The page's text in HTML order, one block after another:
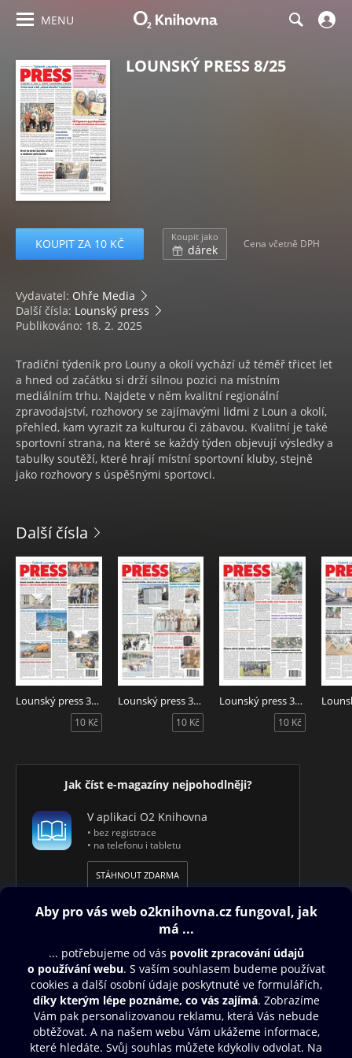
MENU
LOUNSKÝ PRESS 8/25
KOUPIT ZA 10 KČ Koupit jako
dárek Cena včetně DPH
Vydavatel: Ohře Media
Další čísla: Lounský press
Publikováno: 18. 2. 2025
Tradiční týdeník pro Louny a okolí vychází už téměř třicet let
a hned od začátku si drží silnou pozici na místním
mediálním trhu. Najdete v něm kvalitní regionální
zpravodajství, rozhovory se zajímavými lidmi z Loun a okolí,
přehled, kam vyrazit za kulturou či zábavou. Kvalitní je také
sportovní strana, na které se každý týden objevují výsledky a
tabulky soutěží, které hrají místní sportovní kluby, stejně
jako rozhovory s úspěšnými sportovci.
Další čísla
Lounský press 32/2026
10 Kč
Lounský press 31/2026
10 Kč
Lounský press 30/2026
10 Kč
Jak číst e-magazíny nejpohodlněji?
V aplikaci O2 Knihovna
• bez registrace
• na telefonu i tabletu
STÁHNOUT ZDARMA
Obsah ke stažení
Moje O2 Knihovna
Další zábava